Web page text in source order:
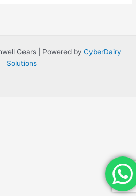
Gears | Powered by CyberDairy
Solutions